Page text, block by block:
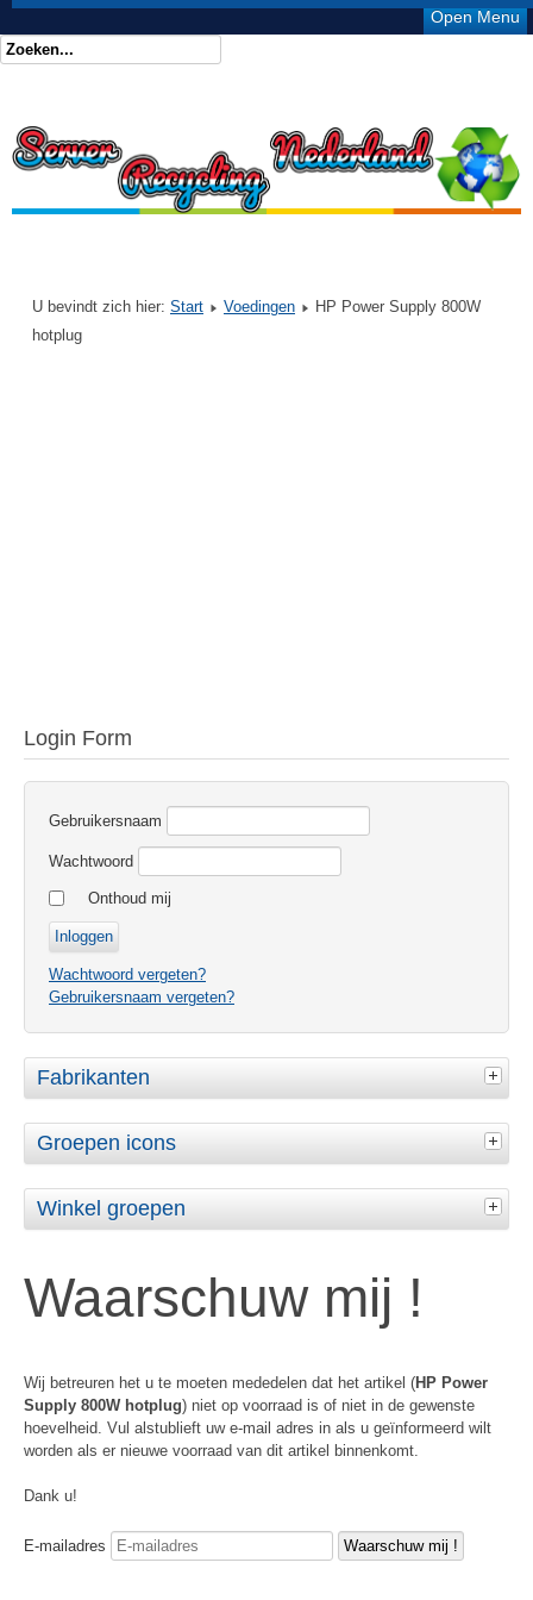
Open Menu
U bevindt zich hier: Start Voedingen
HP Power Supply 800W
hotplug
Login Form
Gebruikersnaam
Wachtwoord
Onthoud mij
Wachtwoord vergeten?
Gebruikersnaam vergeten?
Fabrikanten
Groepen icons
Winkel groepen
Waarschuw mij !
Wij betreuren het u te moeten mededelen dat het artikel (HP Power
Supply 800W hotplug) niet op voorraad is of niet in de gewenste
hoevelheid. Vul alstublieft uw e-mail adres in als u geïnformeerd wilt
worden als er nieuwe voorraad van dit artikel binnenkomt.
Dank u!
E-mailadres